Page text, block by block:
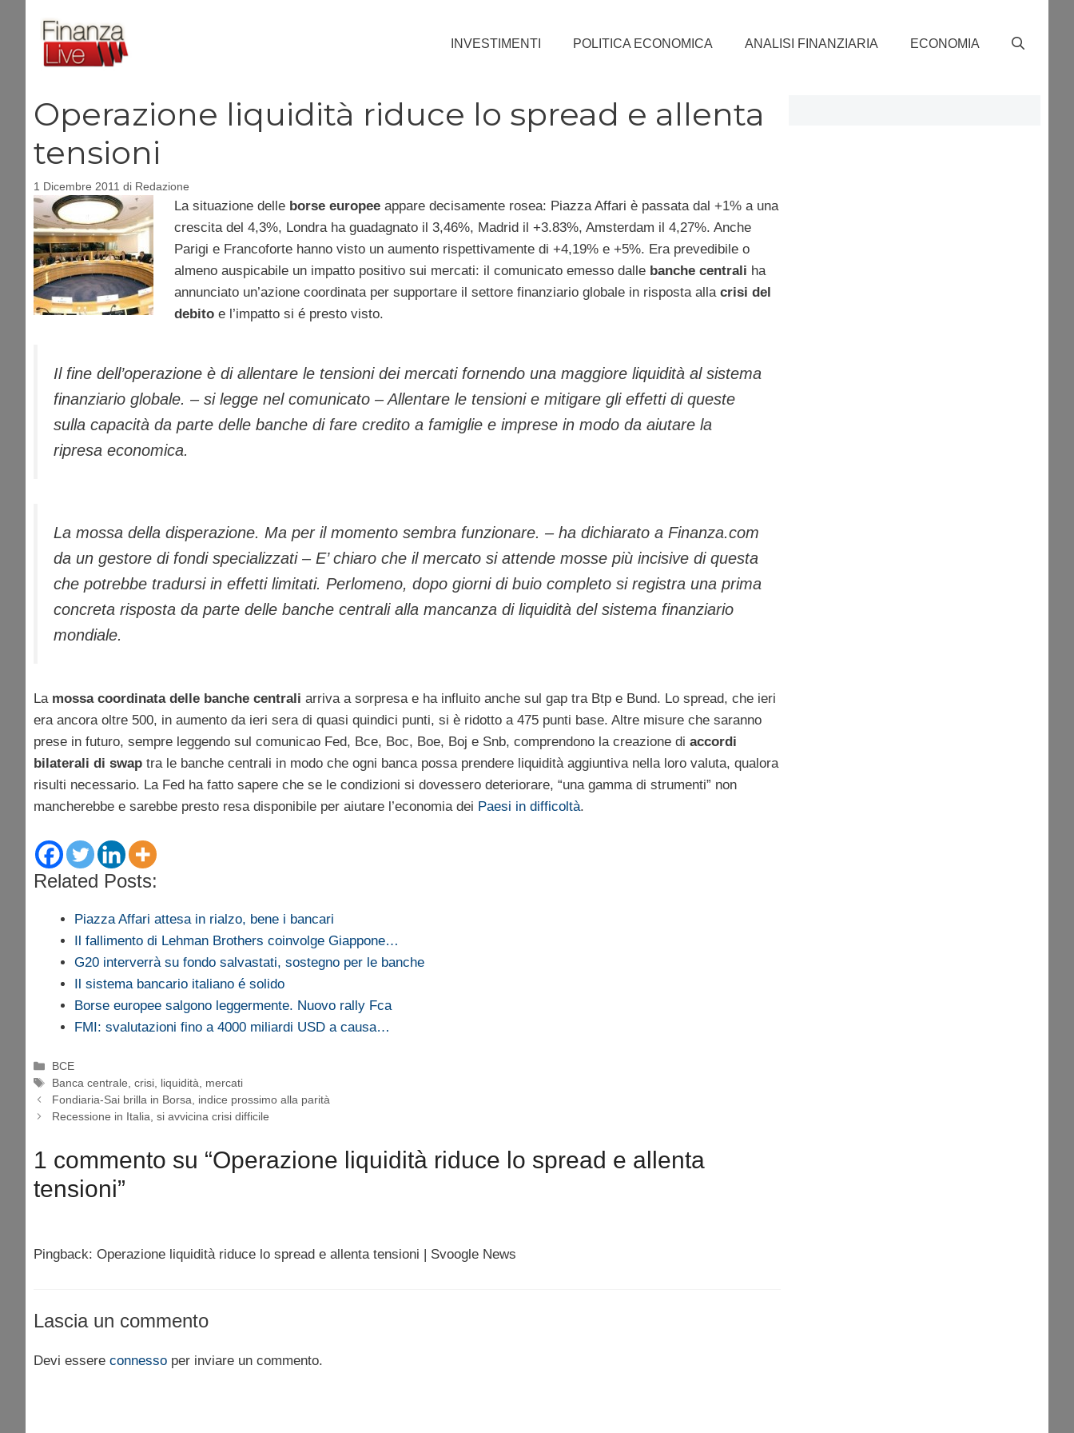
contenuto
INVESTIMENTI POLITICA ECONOMICA ANALISI FINANZIARIA ECONOMIA
Operazione liquidità riduce lo spread e allenta
tensioni
1 Dicembre 2011 di Redazione
La situazione delle borse europeeappare decisamente rosea: Piazza Affari è passata dal +1% a una
crescita del 4,3%, Londra ha guadagnato il 3,46%, Madrid il +3.83%, Amsterdam il 4,27%. Anche
Parigi e Francoforte hanno visto un aumento rispettivamente di +4,19% e +5%. Era prevedibile o
almeno auspicabile un impatto positivo sui mercati: il comunicato emesso dalle banche centrali ha
annunciato un’azione coordinata per supportare il settore finanziario globale in risposta alla crisi del
debitoe l’impatto si é presto visto.
Il fine dell’operazione è di allentare le tensioni dei mercati fornendo una maggiore liquidità al sistema
finanziario globale. – si legge nel comunicato – Allentare le tensioni e mitigare gli effetti di queste
sulla capacità da parte delle banche di fare credito a famiglie e imprese in modo da aiutare la
ripresa economica.
La mossa della disperazione. Ma per il momento sembra funzionare. – ha dichiarato a Finanza.com
da un gestore di fondi specializzati – E’ chiaro che il mercato si attende mosse più incisive di questa
che potrebbe tradursi in effetti limitati. Perlomeno, dopo giorni di buio completo si registra una prima
concreta risposta da parte delle banche centrali alla mancanza di liquidità del sistema finanziario
mondiale.
La mossa coordinata delle banche centrali arriva a sorpresa e ha influito anche sul gap tra Btp e Bund. Lo spread, che ieri
era ancora oltre 500, in aumento da ieri sera di quasi quindici punti, si è ridotto a 475 punti base. Altre misure che saranno
prese in futuro, sempre leggendo sul comunicao Fed, Bce, Boc, Boe, Boj e Snb, comprendono la creazione di accordi
bilaterali di swap tra le banche centrali in modo che ogni banca possa prendere liquidità aggiuntiva nella loro valuta, qualora
risulti necessario. La Fed ha fatto sapere che se le condizioni si dovessero deteriorare, “una gamma di strumenti” non
mancherebbe e sarebbe presto resa disponibile per aiutare l’economia dei Paesi in difficoltà.
Related Posts:
Piazza Affari attesa in rialzo, bene i bancari
Il fallimento di Lehman Brothers coinvolge Giappone…
G20 interverrà su fondo salvastati, sostegno per le banche
Il sistema bancario italiano é solido
Borse europee salgono leggermente. Nuovo rally Fca
FMI: svalutazioni fino a 4000 miliardi USD a causa…
Categorie
BCE
Tag
Banca centrale,crisi, liquidità, mercati
Fondiaria-Sai brilla in Borsa, indice prossimo alla parità
Recessione in Italia, si avvicina crisi difficile
1 commento su “Operazione liquidità riduce lo spread e allenta
tensioni”
Pingback: Operazione liquidità riduce lo spread e allenta tensioni | Svoogle News
Lascia un commento
Devi essere connesso per inviare un commento.